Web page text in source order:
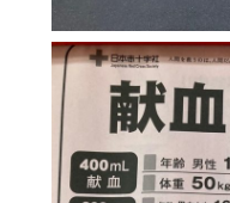
Mail Magazine